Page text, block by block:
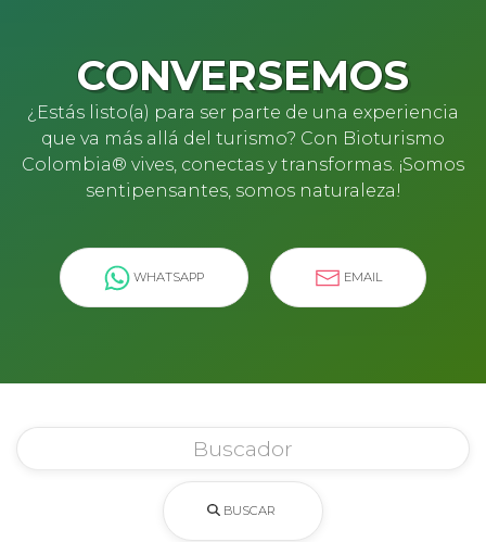
CONVERSEMOS
¿Estás listo(a) para ser parte de una experiencia
que va más allá del turismo? Con Bioturismo
Colombia® vives, conectas y transformas. ¡Somos
sentipensantes, somos naturaleza!
WHATSAPP EMAIL
BUSCAR